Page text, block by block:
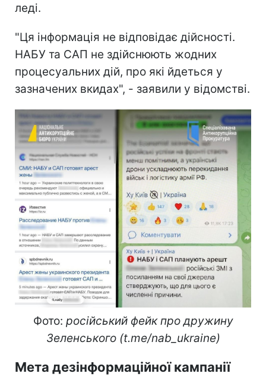
леді.
"Ця інформація не відповідає дійсності.
НАБУ та САП не здійснюють жодних
процесуальних дій, про які йдеться у
зазначених вкидах", - заявили у відомстві.
Фото: російський фейк про дружину
Зеленського (t.me/nab_ukraine)
Мета дезінформаційної кампанії